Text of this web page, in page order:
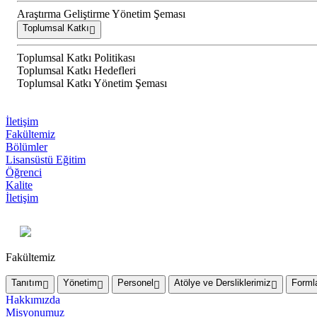
Araştırma Geliştirme Yönetim Şeması
Toplumsal Katkı
Toplumsal Katkı Politikası
Toplumsal Katkı Hedefleri
Toplumsal Katkı Yönetim Şeması
İletişim
Fakültemiz
Bölümler
Lisansüstü Eğitim
Öğrenci
Kalite
İletişim
Fakültemiz
Tanıtım Yönetim Personel Atölye ve Dersliklerimiz
Hakkımızda
Misyonumuz